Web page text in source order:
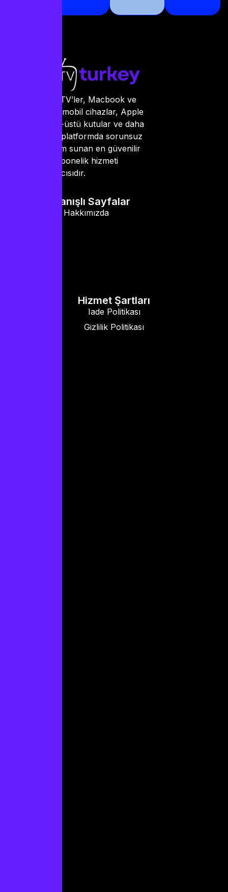
Smart TV’ler, Macbook ve
PC’ler, mobil cihazlar, Apple
TV, set-üstü kutular ve daha
birçok platformda sorunsuz
kullanım sunan en güvenilir
IPTV abonelik hizmeti
sağlayıcısıdır.
Kullanışlı Sayfalar
Hakkımızda
Hizmet Şartları
Iade Politikası
Gizlilik Politikası